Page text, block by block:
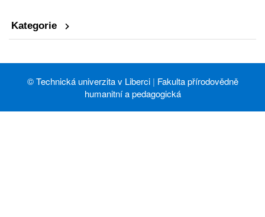
Kategorie
© Technická univerzita v Liberci| Fakulta přírodovědně
humanitní a pedagogická